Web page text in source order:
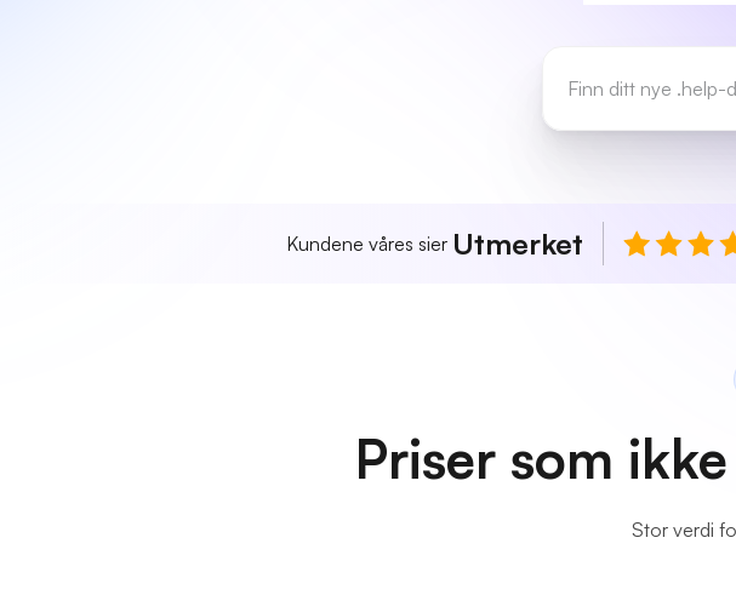
Kundene våres sier Utmerket
Priser som
Stor verdi